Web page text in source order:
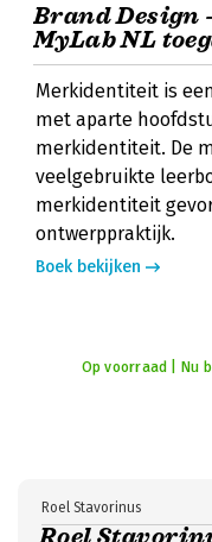
Brand Design
MyLab NL
Merkidentiteit is
met aparte
merkidentiteit. De
veelgebruikte
merkidentiteit
ontwerppraktijk.
Boek bekijken
Op voorraad | Nu
Roel Stavorinus